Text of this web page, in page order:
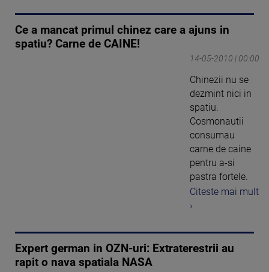
Ce a mancat primul chinez care a ajuns in
spatiu? Carne de CAINE!
14-05-2010 | 00:00
Chinezii nu se
dezmint nici in
spatiu.
Cosmonautii
consumau
carne de caine
pentru a-si
pastra fortele.
Citeste mai mult
›
Expert german in OZN-uri: Extraterestrii au
rapit o nava spatiala NASA